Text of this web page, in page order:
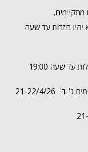
מתקיימים,
יהיו חזרות עד שעה
ג'-ד' 21-22/4/26